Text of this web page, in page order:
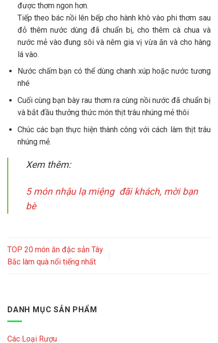
được thơm ngon hơn.
Tiếp theo bác nồi lên bếp cho hành khô vào phi thơm sau
đỏ thêm nước dùng đã chuẩn bị, cho thêm cà chua và
nước mẻ vào đung sôi và nêm gia vị vừa ăn và cho hàng
lá vào.
Nước chấm bạn có thể dùng chanh xúp hoặc nước tương
nhé
Cuối cùng bạn bày rau thơm ra cùng nồi nước đã chuẩn bị
và bắt đầu thưởng thức món thịt trâu nhúng mẻ thôi
Chúc các bạn thực hiện thành công với cách làm thịt trâu
nhúng mẻ.
Xem thêm:
5 món nhậu lạ miệng đãi khách, mời bạn
bè
TOP 20 món ăn đặc sản Tây
Bắc làm quà nổi tiếng nhất
DANH MỤC SẢN PHẨM
Các Loại Rượu